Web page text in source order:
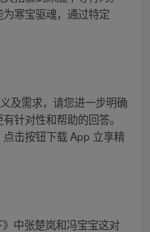
寒宝驱魂，通过特定
及需求，请您进一步明确
针对性和帮助的回答。
击按钮下载 App 立享精
中张楚岚和冯宝宝这对